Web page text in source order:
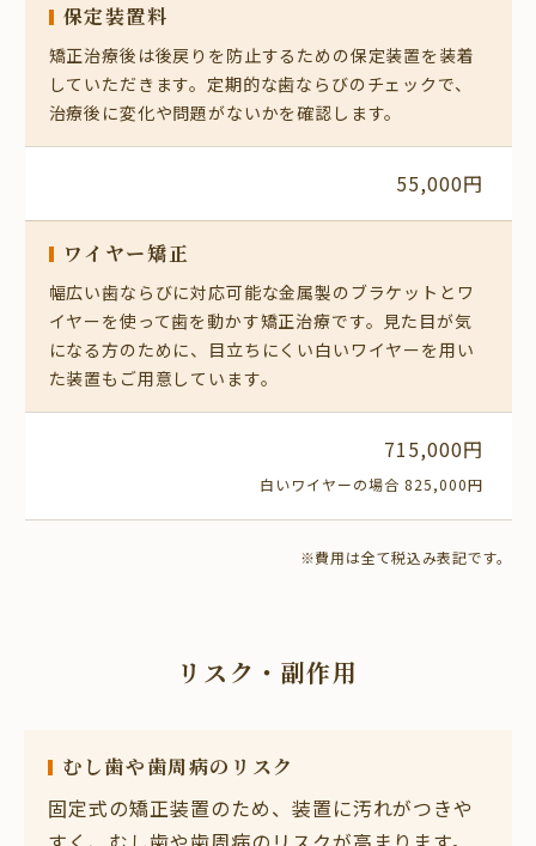
保定装置料
矯正治療後は後戻りを防止するための保定装置を装着
していただきます。定期的な歯ならびのチェックで、
治療後に変化や問題がないかを確認します。
55,000円
ワイヤー矯正
幅広い歯ならびに対応可能な金属製のブラケットとワ
イヤーを使って歯を動かす矯正治療です。見た目が気
になる方のために、目立ちにくい白いワイヤーを用い
た装置もご用意しています。
715,000円
白いワイヤーの場合 825,000円
※費用は全て税込み表記です。
リスク・副作用
むし歯や歯周病のリスク
固定式の矯正装置のため、装置に汚れがつきや